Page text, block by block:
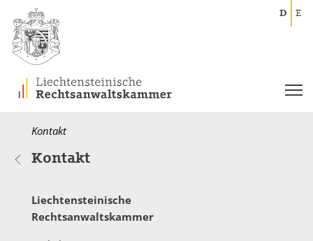
D E
Current:
Kontakt
Kontakt
Liechtensteinische
Rechtsanwaltskammer